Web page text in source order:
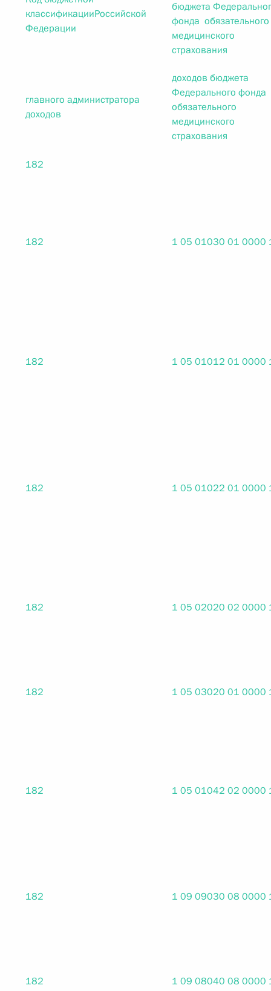
классификацииРоссийской
Федерации
бюджета
фонда обязательного
медицинского
страхования
главного администратора
доходов
доходов бюджета
Федерального фонда
обязательного
медицинского
страхования
182
182 1 05 01030 01 0000
182 1 05 01012 01 0000
182 1 05 01022 01 0000
182 1 05 02020 02 0000
182 1 05 03020 01 0000
182 1 05 01042 02 0000
182 1 09 09030 08 0000
182 1 09 08040 08 0000